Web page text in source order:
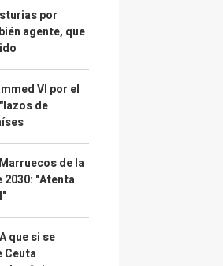
por
agente, que
VI por el
de
de la
"Atenta
que si se
Ceuta